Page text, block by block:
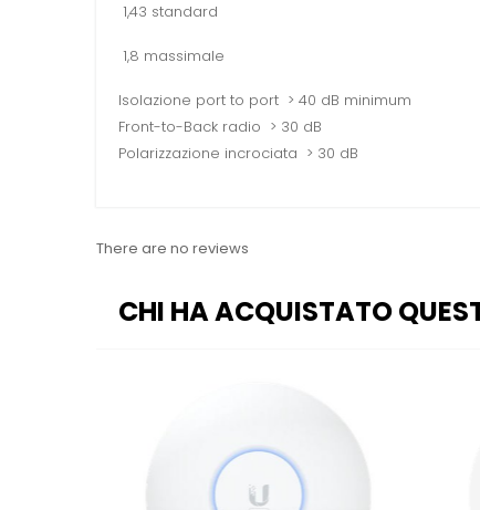
1,43 standard
1,8 massimale
Isolazione port to port > 40 dB minimum
Front-to-Back radio > 30 dB
Polarizzazione incrociata > 30 dB
There are no reviews
CHI HA ACQUISTATO